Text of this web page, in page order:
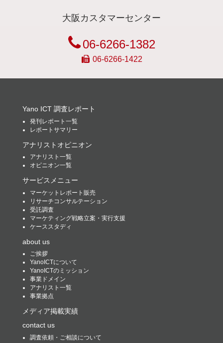
大阪カスタマーセンター
06-6266-1382
06-6266-1422
Yano ICT 調査レポート
発刊レポート一覧
レポートサマリー
アナリストオピニオン
アナリスト一覧
オピニオン一覧
サービスメニュー
マーケットレポート販売
リサーチコンサルテーション
受託調査
マーケティング戦略立案・実行支援
ケーススタディ
about us
ご挨拶
YanoICTについて
YanoICTのミッション
事業ドメイン
アナリスト一覧
事業拠点
メディア掲載実績
contact us
調査依頼・ご相談について